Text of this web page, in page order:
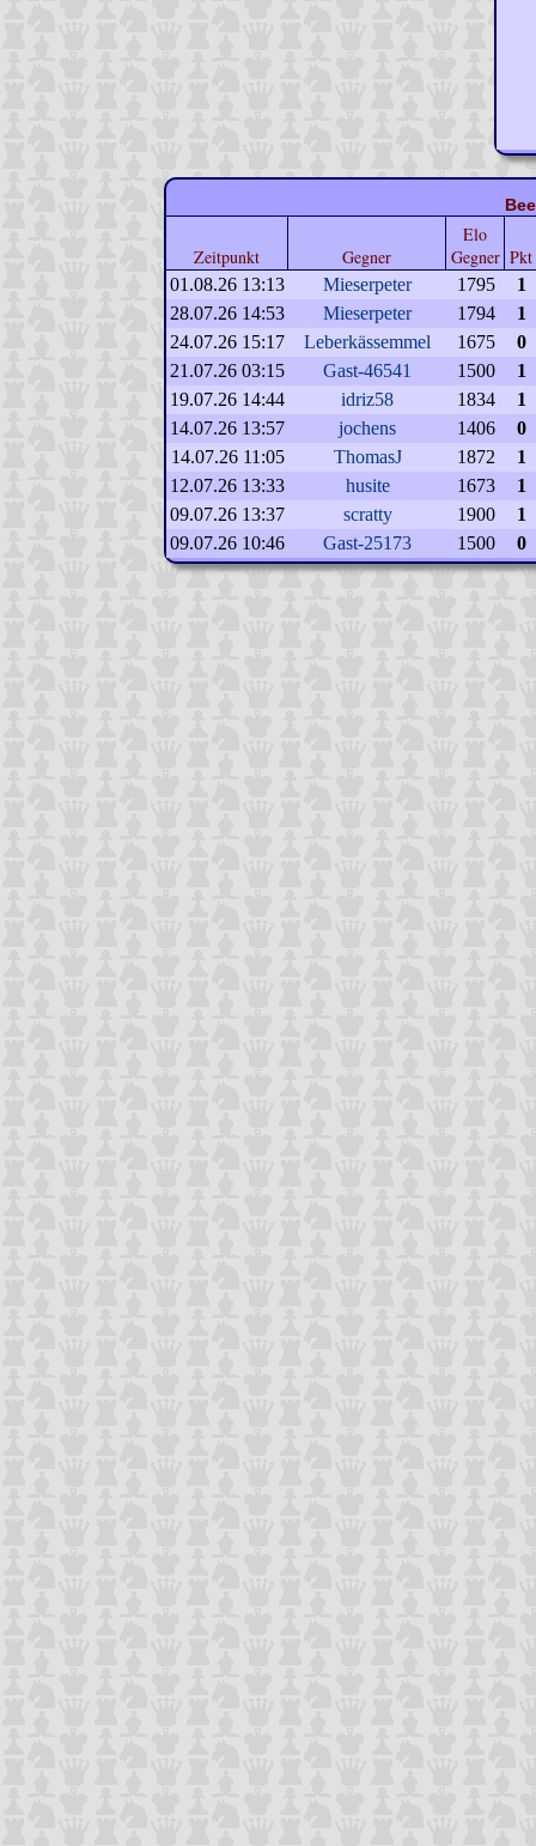
Zeitpunkt Gegner
Elo
Gegner Pkt
01.08.26 13:13 Mieserpeter 1795
1
28.07.26 14:53
Mieserpeter 1794
1
24.07.26 15:17
Leberkässemmel 1675
0
21.07.26 03:15
Gast-46541 1500
1
19.07.26 14:44
idriz58 1834
1
14.07.26 13:57
jochens 1406
0
14.07.26 11:05
ThomasJ 1872
1
12.07.26 13:33
husite 1673
1
09.07.26 13:37
scratty 1900
1
09.07.26 10:46
Gast-25173 1500 0